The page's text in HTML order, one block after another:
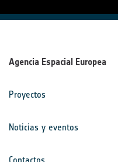
Agencia Espacial Europea
Proyectos
Noticias y eventos